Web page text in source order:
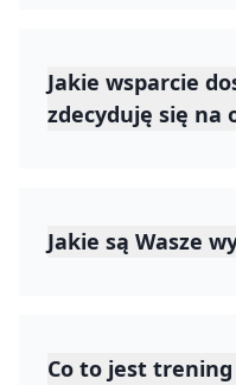
Jakie wsparcie
zdecyduję się na
Jakie są Wasze
Co to jest